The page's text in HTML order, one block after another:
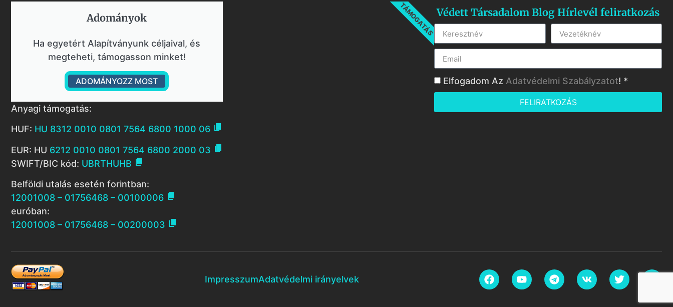
Adományok​
Ha egyetért Alapítványunk céljaival, és
megteheti, támogasson minket!
ADOMÁNYOZZ MOST
TÁMOGATÁS
Anyagi támogatás:
HUF: HU 8312 0010 0801 7564 6800 1000 06 
EUR: HU 6212 0010 0801 7564 6800 2000 03 
SWIFT/BIC kód: UBRTHUHB 
Belföldi utalás esetén forintban:
12001008 – 01756468 – 00100006 
euróban:
12001008 – 01756468 – 00200003 
Védett Társadalom Blog Hírlevél feliratkozás
Elfogadom Az Adatvédelmi Szabályzatot! *
FELIRATKOZÁS
ImpresszumAdatvédelmi irányelvek